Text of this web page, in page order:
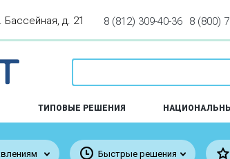
Бассейная, д. 21 8 (812) 309-40-36 8 (800)
ТИПОВЫЕ РЕШЕНИЯ
Быстрые решения